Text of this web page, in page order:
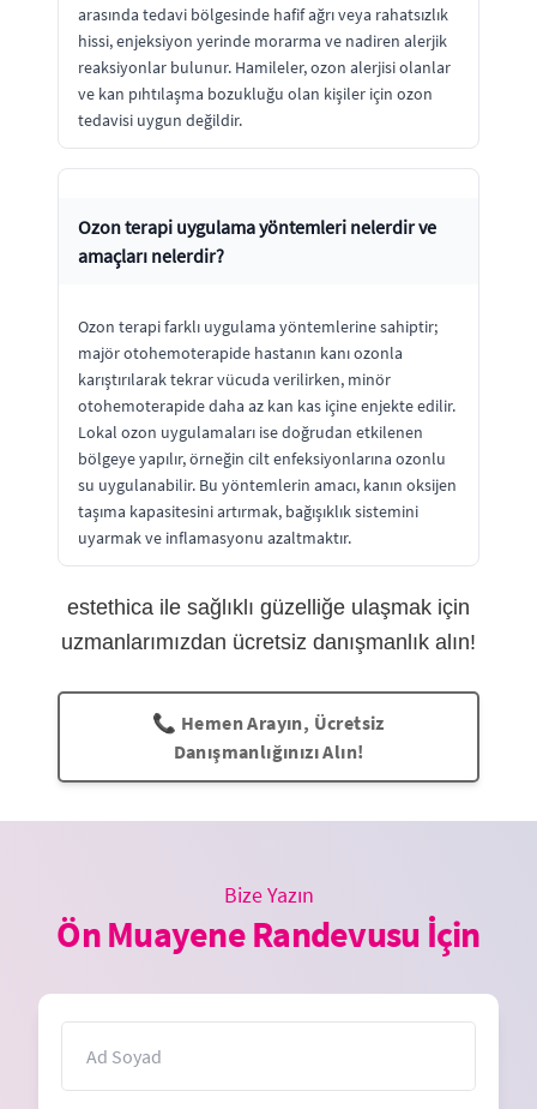
arasında tedavi bölgesinde hafif ağrı veya rahatsızlık
hissi, enjeksiyon yerinde morarma ve nadiren alerjik
reaksiyonlar bulunur. Hamileler, ozon alerjisi olanlar
ve kan pıhtılaşma bozukluğu olan kişiler için ozon
tedavisi uygun değildir.
Ozon terapi uygulama yöntemleri nelerdir ve
amaçları nelerdir?
Ozon terapi farklı uygulama yöntemlerine sahiptir;
majör otohemoterapide hastanın kanı ozonla
karıştırılarak tekrar vücuda verilirken, minör
otohemoterapide daha az kan kas içine enjekte edilir.
Lokal ozon uygulamaları ise doğrudan etkilenen
bölgeye yapılır, örneğin cilt enfeksiyonlarına ozonlu
su uygulanabilir. Bu yöntemlerin amacı, kanın oksijen
taşıma kapasitesini artırmak, bağışıklık sistemini
uyarmak ve inflamasyonu azaltmaktır.
estethica ile sağlıklı güzelliğe ulaşmak için
uzmanlarımızdan ücretsiz danışmanlık alın!
📞 Hemen Arayın, Ücretsiz
Danışmanlığınızı Alın!
Bize Yazın
Ön Muayene Randevusu İçin